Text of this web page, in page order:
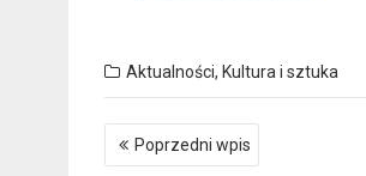
Aktualności, Kultura i sztuka
Nawigacja
wpisu
Poprzedni wpis